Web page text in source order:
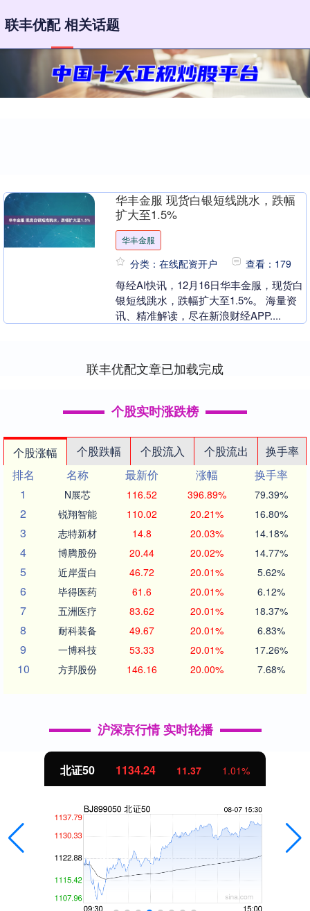
联丰优配 相关话题
华丰金服 现货白银短线跳水，跌幅
扩大至1.5%
华丰金服
分类：在线配资开户 查看：179
每经AI快讯，12月16日华丰金服，现货白
银短线跳水，跌幅扩大至1.5%。 海量资
讯、精准解读，尽在新浪财经APP....
联丰优配文章已加载完成
个股实时涨跌榜
个股涨幅 个股跌幅 个股流入 个股流出
换手率
排名
名称 最新价 涨幅
换手率
1
N展芯 116.52 396.89% 79.39%
2 锐翔智能 110.02 20.21% 16.80%
3 志特新材 14.8 20.03% 14.18%
4 博腾股份 20.44 20.02% 14.77%
5 近岸蛋白 46.72 20.01% 5.62%
6 毕得医药 61.6 20.01% 6.12%
7 五洲医疗 83.62 20.01% 18.37%
8 耐科装备 49.67 20.01% 6.83%
9 一博科技 53.33 20.01% 17.26%
10 方邦股份 146.16 20.00% 7.68%
沪深京行情 实时轮播
北证50 1134.24 11.37 1.01%